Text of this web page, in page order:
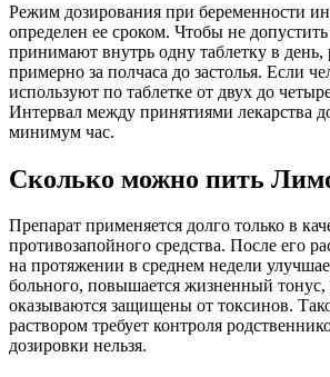
Режим дозирования при беременности
определен ее сроком. Чтобы не
принимают внутрь одну таблетку в день,
примерно за полчаса до застолья. Если
используют по таблетке от двух до
Интервал между принятиями лекарства
минимум час.
Сколько можно пить
Препарат применяется долго только в
противозапойного средства. После его
на протяжении в среднем недели
больного, повышается жизненный тонус,
оказываются защищены от токсинов.
раствором требует контроля
дозировки нельзя.